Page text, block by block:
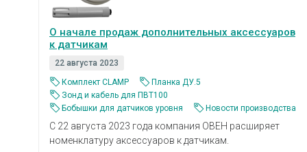
О начале продаж дополнительных аксессуаров
к датчикам
22 августа 2023
Комплект СLАМР
Планка ДУ.5
Зонд и кабель для ПВТ100
Бобышки для датчиков уровня
Новости производства
С 22 августа 2023 года компания ОВЕН расширяет
номенклатуру аксессуаров к датчикам.